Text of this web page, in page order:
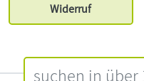
Widerruf